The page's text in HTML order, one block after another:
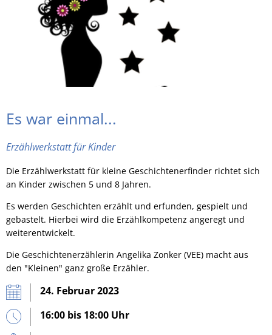
Es war einmal...
Erzählwerkstatt für Kinder
Die Erzählwerkstatt für kleine Geschichtenerfinder richtet sich
an Kinder zwischen 5 und 8 Jahren.
Es werden Geschichten erzählt und erfunden, gespielt und
gebastelt. Hierbei wird die Erzählkompetenz angeregt und
weiterentwickelt.
Die Geschichtenerzählerin Angelika Zonker (VEE) macht aus
den "Kleinen" ganz große Erzähler.
24. Februar 2023
16:00 bis 18:00 Uhr